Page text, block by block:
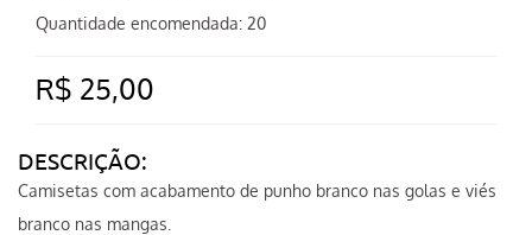
Quantidade encomendada: 20
R$ 25,00
DESCRIÇÃO:
Camisetas com acabamento de punho branco nas golas e viés
branco nas mangas.